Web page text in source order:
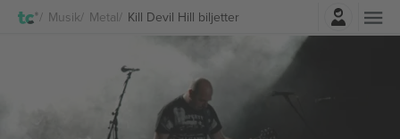
Musik Metal Kill Devil Hill biljetterLogga in